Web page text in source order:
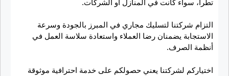
تطرأ، سواء كانت في المنازل أو الشركات.
التزام شركتنا لتسليك مجاري في المبرز بالجودة وسرعة
الاستجابة يضمنان رضا العملاء واستعادة سلاسة العمل في
أنظمة الصرف.
اختياركم لشركتنا يعني حصولكم على خدمة احترافية موثوقة